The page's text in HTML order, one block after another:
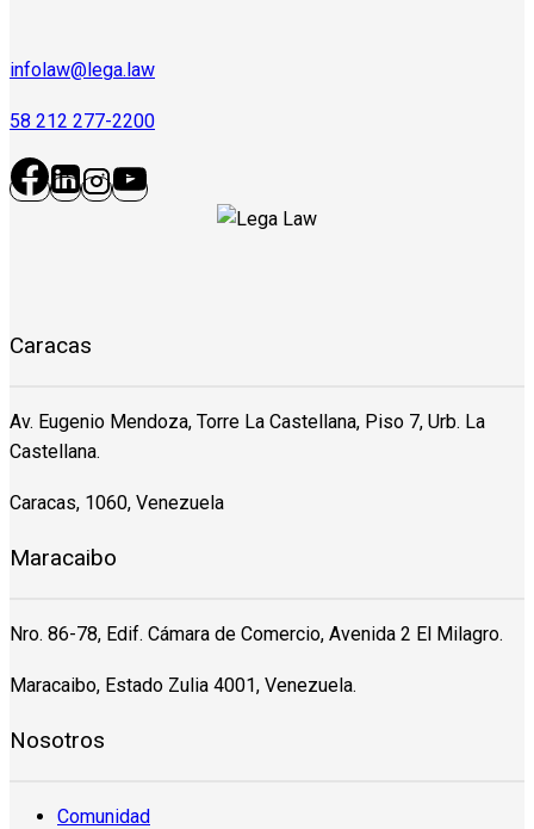
infolaw@lega.law
58 212 277-2200
Caracas
Av. Eugenio Mendoza, Torre La Castellana, Piso 7, Urb. La
Castellana.
Caracas, 1060, Venezuela
Maracaibo
Nro. 86-78, Edif. Cámara de Comercio, Avenida 2 El Milagro.
Maracaibo, Estado Zulia 4001, Venezuela.
Nosotros
Comunidad